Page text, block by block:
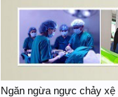
Ngăn ngừa ngực chảy